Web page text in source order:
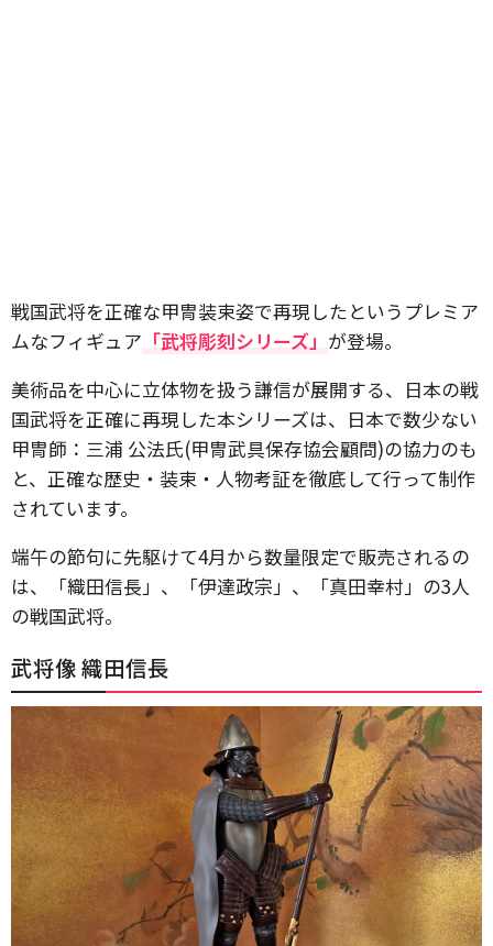
戦国武将を正確な甲冑装束姿で再現したというプレミア
ムなフィギュア 「武将彫刻シリーズ」 が登場。
美術品を中心に立体物を扱う謙信が展開する、日本の戦
国武将を正確に再現した本シリーズは、日本で数少ない
甲冑師：三浦 公法氏(甲冑武具保存協会顧問)の協力のも
と、正確な歴史・装束・人物考証を徹底して行って制作
されています。
端午の節句に先駆けて4月から数量限定で販売されるの
は、「織田信長」、「伊達政宗」、「真田幸村」の3人
の戦国武将。
武将像 織田信長